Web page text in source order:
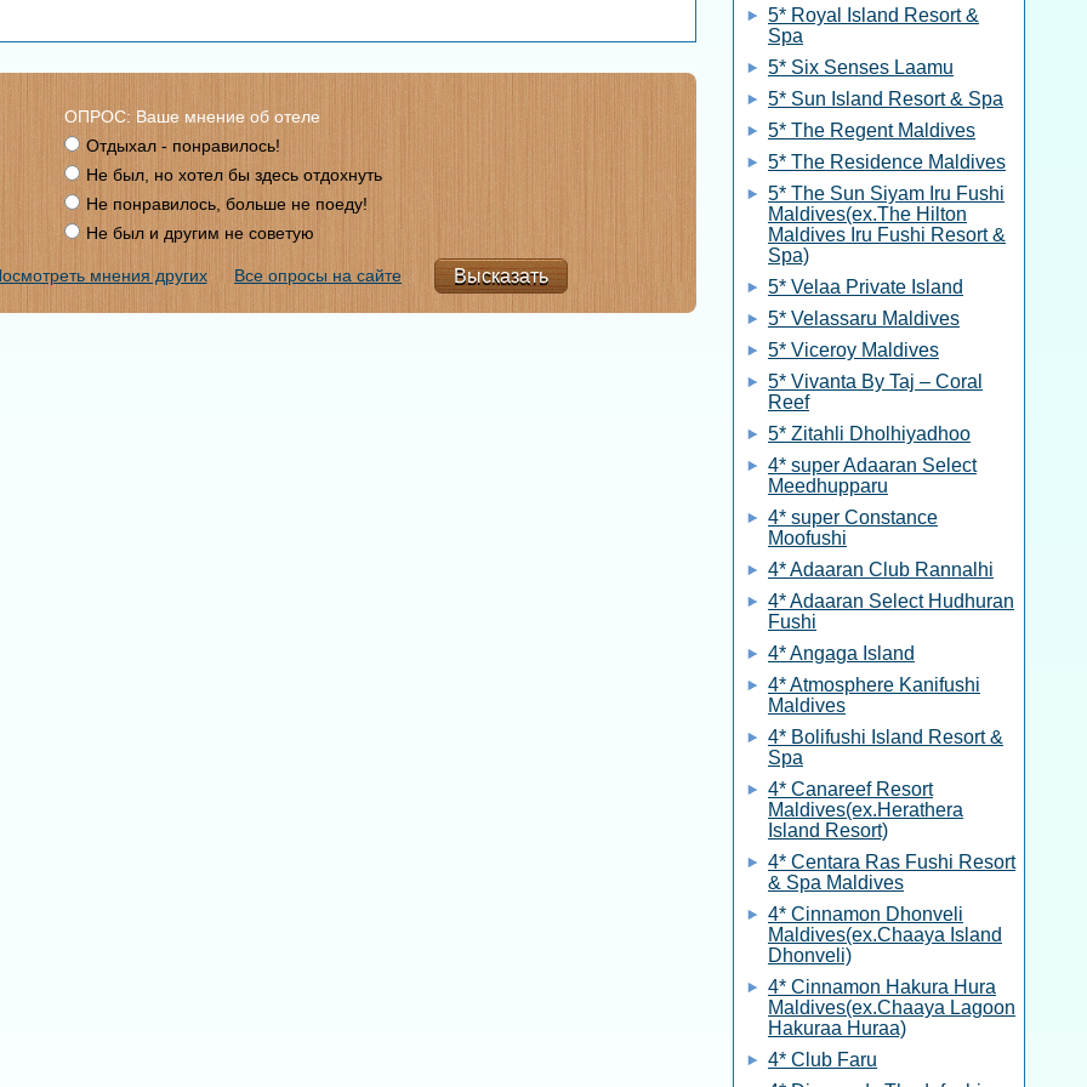
ОПРОС: Ваше мнение об отеле
Отдыхал - понравилось!
Не был, но хотел бы здесь отдохнуть
Не понравилось, больше не поеду!
Не был и другим не советую
мнения других Все опросы на сайте
5* Royal Island Resort &
Spa
5* Six Senses Laamu
5* Sun Island Resort & Spa
5* The Regent Maldives
5* The Residence Maldives
5* The Sun Siyam Iru Fushi
Maldives(ex.The Hilton
Maldives Iru Fushi Resort &
Spa)
5* Velaa Private Island
5* Velassaru Maldives
5* Viceroy Maldives
5* Vivanta By Taj – Coral
Reef
5* Zitahli Dholhiyadhoo
4* super Adaaran Select
Meedhupparu
4* super Constance
Moofushi
4* Adaaran Club Rannalhi
4* Adaaran Select Hudhuran
Fushi
4* Angaga Island
4* Atmosphere Kanifushi
Maldives
4* Bolifushi Island Resort &
Spa
4* Canareef Resort
Maldives(ex.Herathera
Island Resort)
4* Centara Ras Fushi Resort
& Spa Maldives
4* Cinnamon Dhonveli
Maldives(ex.Chaaya Island
Dhonveli)
4* Cinnamon Hakura Hura
Maldives(ex.Chaaya Lagoon
Hakuraa Huraa)
4* Club Faru